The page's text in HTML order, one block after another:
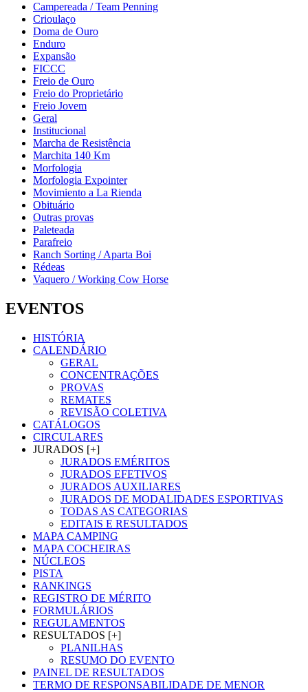
Campereada / Team Penning
Crioulaço
Doma de Ouro
Enduro
Expansão
FICCC
Freio de Ouro
Freio do Proprietário
Freio Jovem
Geral
Institucional
Marcha de Resistência
Marchita 140 Km
Morfologia
Morfologia Expointer
Movimiento a La Rienda
Obituário
Outras provas
Paleteada
Parafreio
Ranch Sorting / Aparta Boi
Rédeas
Vaquero / Working Cow Horse
EVENTOS
HISTÓRIA
CALENDÁRIO
GERAL
CONCENTRAÇÕES
PROVAS
REMATES
REVISÃO COLETIVA
CATÁLOGOS
CIRCULARES
JURADOS [+]
JURADOS EMÉRITOS
JURADOS EFETIVOS
JURADOS AUXILIARES
JURADOS DE MODALIDADES ESPORTIVAS
TODAS AS CATEGORIAS
EDITAIS E RESULTADOS
MAPA CAMPING
MAPA COCHEIRAS
NÚCLEOS
PISTA
RANKINGS
REGISTRO DE MÉRITO
FORMULÁRIOS
REGULAMENTOS
RESULTADOS [+]
PLANILHAS
RESUMO DO EVENTO
PAINEL DE RESULTADOS
TERMO DE RESPONSABILIDADE DE MENOR